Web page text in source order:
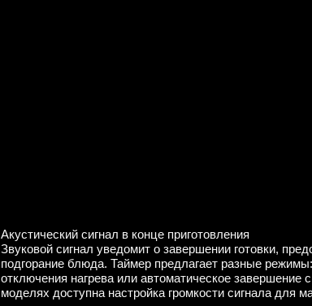
Акустический сигнал в конце приготовления
Звуковой сигнал уведомит о завершении готовки,
подгорание блюда. Таймер предлагает разные
отключения нагрева или автоматическое завершение
моделях доступна настройка громкости сигнала для